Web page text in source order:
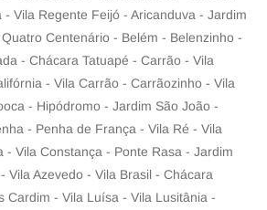
Vila Regente Feijó - Aricanduva - Jardim
Centenário - Belém - Belenzinho -
- Chácara Tatuapé - Carrão - Vila
- Vila Carrão - Carrãozinho - Vila
- Hipódromo - Jardim São João -
- Penha de França - Vila Ré - Vila
- Vila Constança - Ponte Rasa - Jardim
Vila Azevedo - Vila Brasil - Chácara
Cardim - Vila Luísa - Vila Lusitânia -